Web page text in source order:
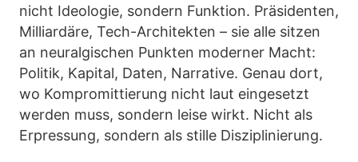
nicht Ideologie, sondern Funktion. Präsidenten,
Milliardäre, Tech-Architekten – sie alle sitzen
an neuralgischen Punkten moderner Macht:
Politik, Kapital, Daten, Narrative. Genau dort,
wo Kompromittierung nicht laut eingesetzt
werden muss, sondern leise wirkt. Nicht als
Erpressung, sondern als stille Disziplinierung.